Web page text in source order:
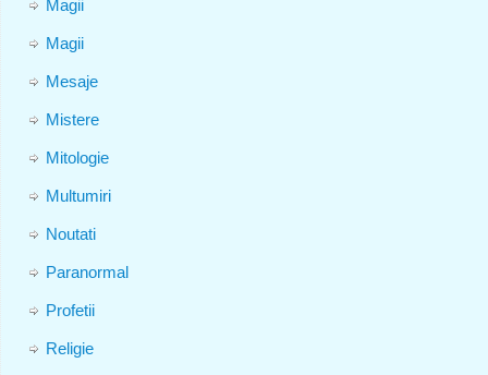
Magii
Magii
Mesaje
Mistere
Mitologie
Multumiri
Noutati
Paranormal
Profetii
Religie